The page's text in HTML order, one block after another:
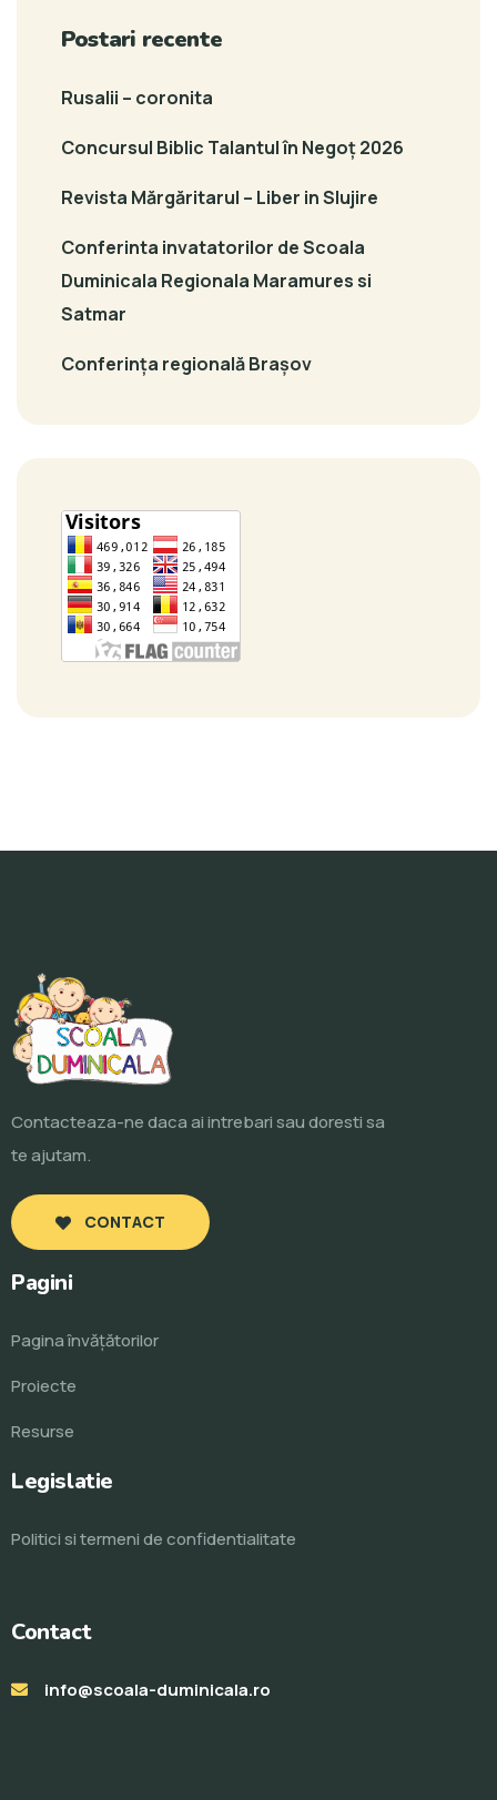
Postari recente
Rusalii – coronita
Concursul Biblic Talantul în Negoț 2026
Revista Mărgăritarul – Liber in Slujire
Conferinta invatatorilor de Scoala
Duminicala Regionala Maramures si
Satmar
Conferința regională Brașov
Contacteaza-ne daca ai intrebari sau doresti sa
te ajutam.
CONTACT
Pagini
Pagina învăţătorilor
Proiecte
Resurse
Legislatie
Politici si termeni de confidentialitate
Contact
info@scoala-duminicala.ro